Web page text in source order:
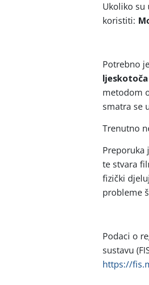
Ukoliko su
koristiti:
Potrebno
ljeskotoča
metodom
smatra se
Trenutno
te stvara
fizički
probleme
Podaci o
sustavu
https://